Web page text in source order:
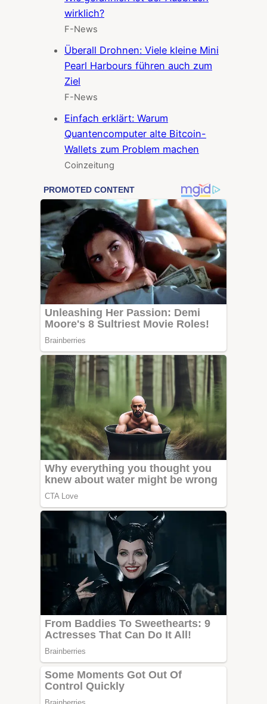
wirklich?
F-News
Überall Drohnen: Viele kleine Mini
Pearl Harbours führen auch zum
Ziel
F-News
Einfach erklärt: Warum
Quantencomputer alte Bitcoin-
Wallets zum Problem machen
Coinzeitung